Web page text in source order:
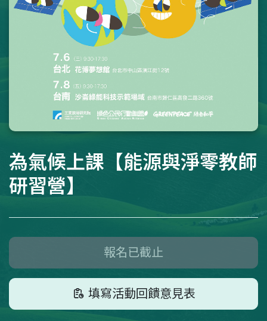
為氣候上課【能源與淨零教師
研習營】
報名已截止
填寫活動回饋意見表